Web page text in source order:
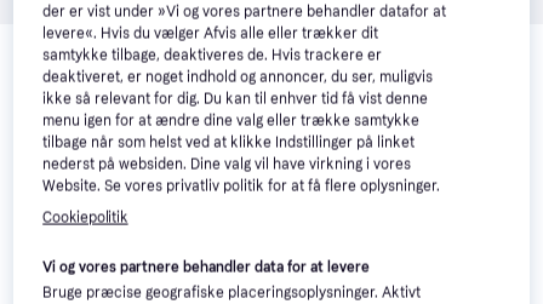
Relaterede produkter
Se vores forslag til andre produkter, der matcher dine
interesser. Vis alle
der er vist under »Vi og vores partnere behandler datafor at
levere«. Hvis du vælger Afvis alle eller trækker dit
samtykke tilbage, deaktiveres de. Hvis trackere er
deaktiveret, er noget indhold og annoncer, du ser, muligvis
ikke så relevant for dig. Du kan til enhver tid få vist denne
menu igen for at ændre dine valg eller trække samtykke
tilbage når som helst ved at klikke Indstillinger på linket
nederst på websiden. Dine valg vil have virkning i vores
Website. Se vores privatliv politik for at få flere oplysninger.
Cookiepolitik
Vi og vores partnere behandler data for at levere
Bruge præcise geografiske placeringsoplysninger. Aktivt